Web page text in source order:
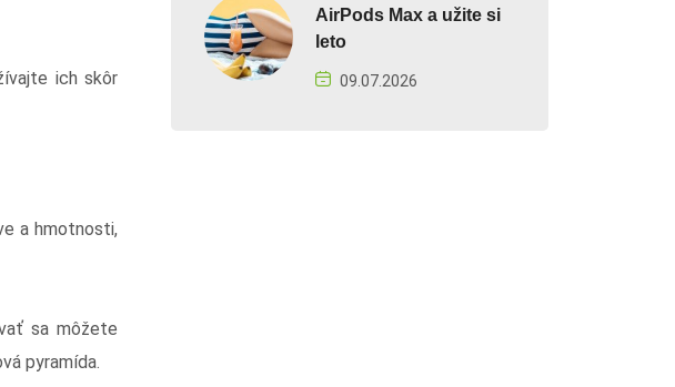
ich skôr
a hmotnosti,
sa môžete
pyramída.
AirPods Max a užite si
leto
09.07.2026